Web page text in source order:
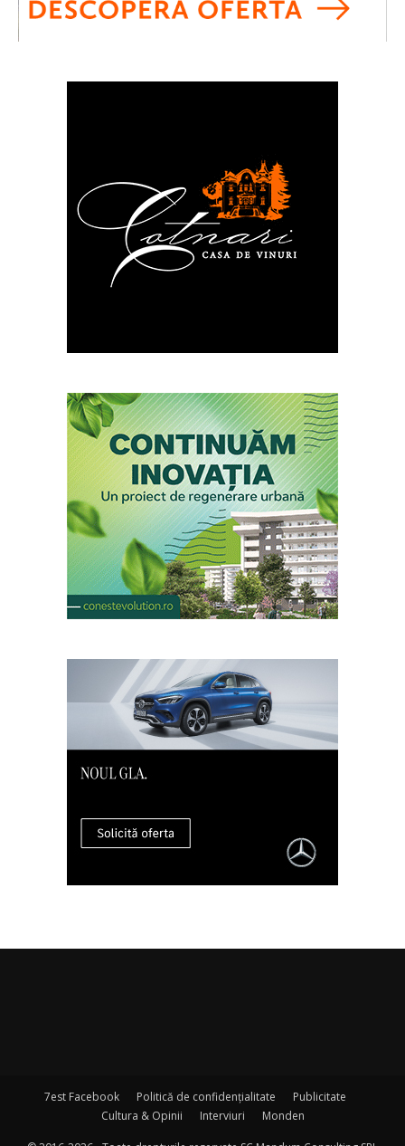
7est Facebook Politică de confidențialitate
Publicitate
Cultura & Opinii
Interviuri Monden